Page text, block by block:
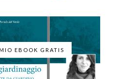
EBOOK GRATIS